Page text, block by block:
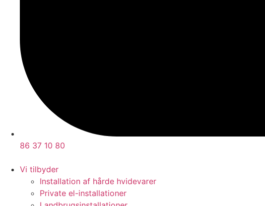
86 37 10 80
Vi tilbyder
Installation af hårde hvidevarer
Private el-installationer